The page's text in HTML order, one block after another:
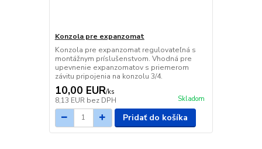
Konzola pre expanzomat
Konzola pre expanzomat regulovateľná s
montážnym príslušenstvom. Vhodná pre
upevnenie expanzomatov s priemerom
závitu pripojenia na konzolu 3/4.
10,00 EUR/ks
8,13 EUR bez DPH Skladom
Pridať do košíka